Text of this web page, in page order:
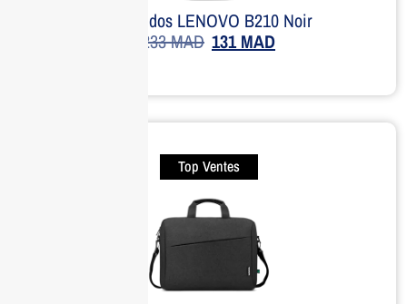
Sac à dos LENOVO B210 Noir
233MAD 131MAD
Top Ventes